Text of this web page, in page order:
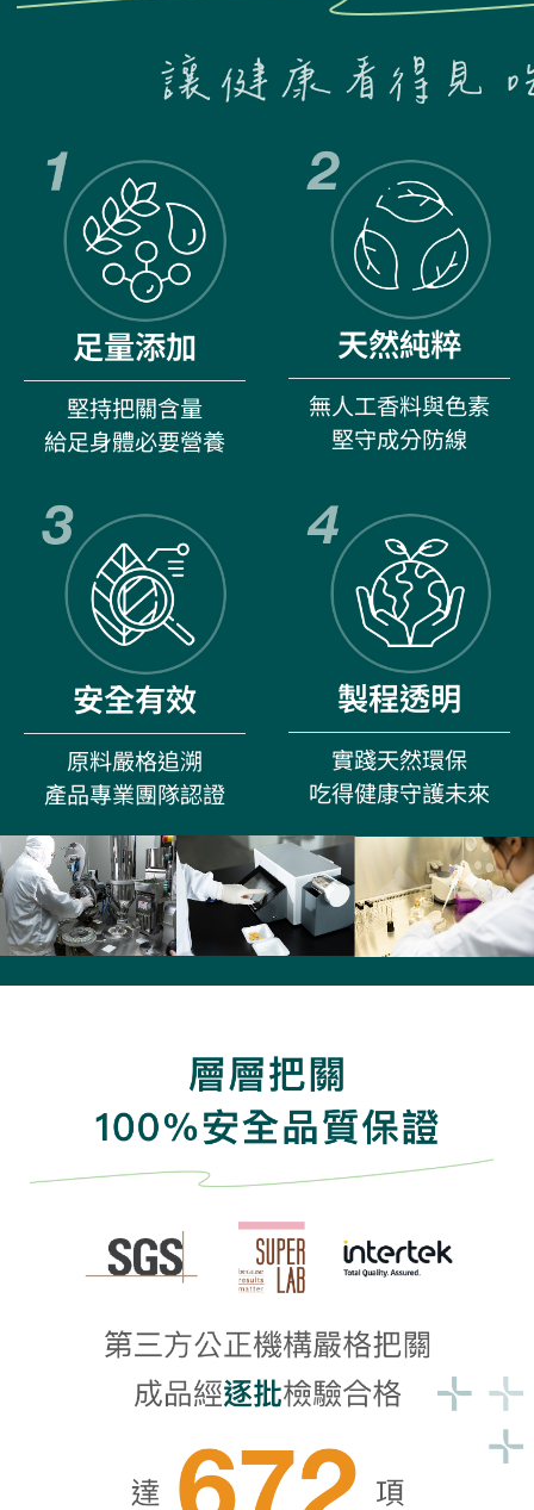
足量添加
堅持把關含量
給足身體必要營養
天然純粹
無人工香料與色素
堅守成分防線
安全有效
原料嚴格追溯
產品專業團隊認證
製程透明
實踐天然環保
吃得健康守護未來